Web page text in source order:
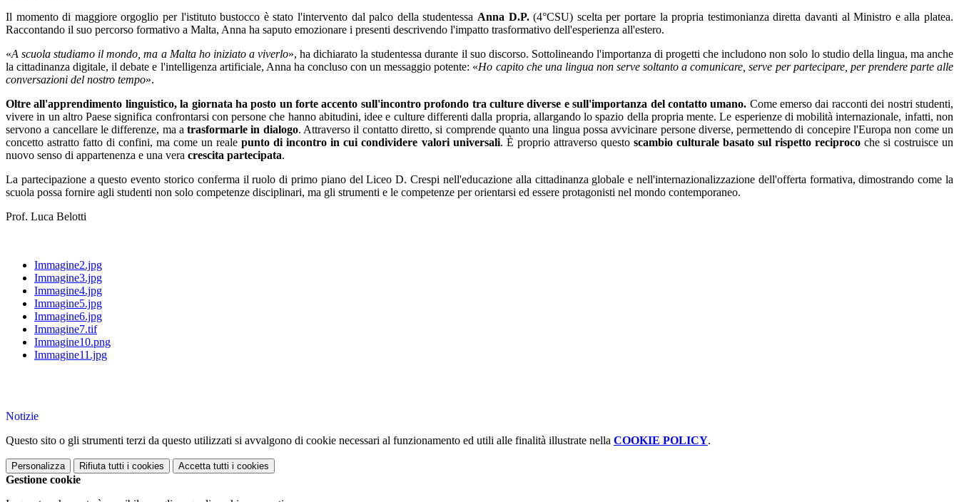
Il momento di maggiore orgoglio per l'istituto bustocco è stato l'intervento dal palco della studentessa Anna D.P.(4°CSU) scelta per portare la propria testimonianza diretta davanti al Ministro e alla platea.
Raccontando il suo percorso formativo a Malta, Anna ha saputo emozionare i presenti descrivendo l'impatto trasformativo dell'esperienza all'estero.
«A scuola studiamo il mondo, ma a Malta ho iniziato a viverlo», ha dichiarato la studentessa durante il suo discorso. Sottolineando l'importanza di progetti che includono non solo lo studio della lingua, ma anche
la cittadinanza digitale, il debate e l'intelligenza artificiale, Anna ha concluso con un messaggio potente: «Ho capito che una lingua non serve soltanto a comunicare, serve per partecipare, per prendere parte alle
conversazioni del nostro tempo».
Oltre all'apprendimento linguistico, la giornata ha posto un forte accento sull'incontro profondo tra culture diverse e sull'importanza del contatto umano. Come emerso dai racconti dei nostri studenti,
vivere in un altro Paese significa confrontarsi con persone che hanno abitudini, idee e culture differenti dalla propria, allargando lo spazio della propria mente. Le esperienze di mobilità internazionale, infatti, non
servono a cancellare le differenze, ma atrasformarle in dialogo. Attraverso il contatto diretto, si comprende quanto una lingua possa avvicinare persone diverse, permettendo di concepire l'Europa non come un
concetto astratto fatto di confini, ma come un realepunto di incontro in cui condividere valori universali. È proprio attraverso questo scambio culturale basato sul rispetto reciprocoche si costruisce un
nuovo senso di appartenenza e una vera crescita partecipata.
La partecipazione a questo evento storico conferma il ruolo di primo piano del Liceo D. Crespi nell'educazione alla cittadinanza globale e nell'internazionalizzazione dell'offerta formativa, dimostrando come la
scuola possa fornire agli studenti non solo competenze disciplinari, ma gli strumenti e le competenze per orientarsi ed essere protagonisti nel mondo contemporaneo.
Prof. Luca Belotti
Immagine2.jpg
Immagine3.jpg
Immagine4.jpg
Immagine5.jpg
Immagine6.jpg
Immagine7.tif
Immagine10.png
Immagine11.jpg
Notizie
Questo sito o gli strumenti terzi da questo utilizzati si avvalgono di cookie necessari al funzionamento ed utili alle finalità illustrate nella COOKIE POLICY.
Personalizza Rifiuta tutti i cookies Accetta tutti i cookies
Gestione cookie